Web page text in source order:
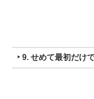
‣ 9. せめて最初だけ